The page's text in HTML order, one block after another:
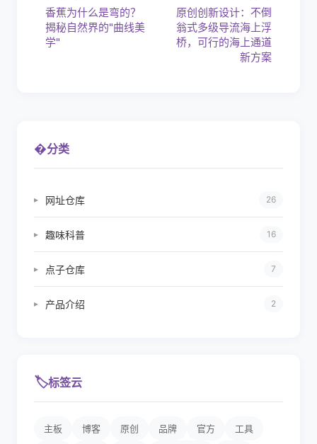
香蕉为什么是弯的？
揭秘自然界的"曲线美
学"
原创创新设计：不倒
翁式多级导流海上浮
桥，可行的海上通道
新方案
�分类
▸ 网址仓库 26
▸ 趣味科普 16
▸ 点子仓库 7
▸ 产品介绍 2
🏷️标签云
主板 博客 原创 品牌 官方 工具